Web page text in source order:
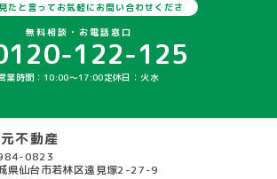
たと言ってお気軽にお問い合わせくださ
い
無料相談・お電話窓口
122-125
業時間：10:00〜17:00定休日：火水
不動産
0823
県仙台市若林区遠見塚2-27-9